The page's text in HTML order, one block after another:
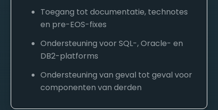
Toegang tot documentatie, technotes
en pre-EOS-fixes
Ondersteuning voor SQL-, Oracle- en
DB2-platforms
Ondersteuning van geval tot geval voor
componenten van derden